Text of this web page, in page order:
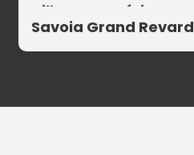
Aillons Margériaz
Savoia Grand Revard